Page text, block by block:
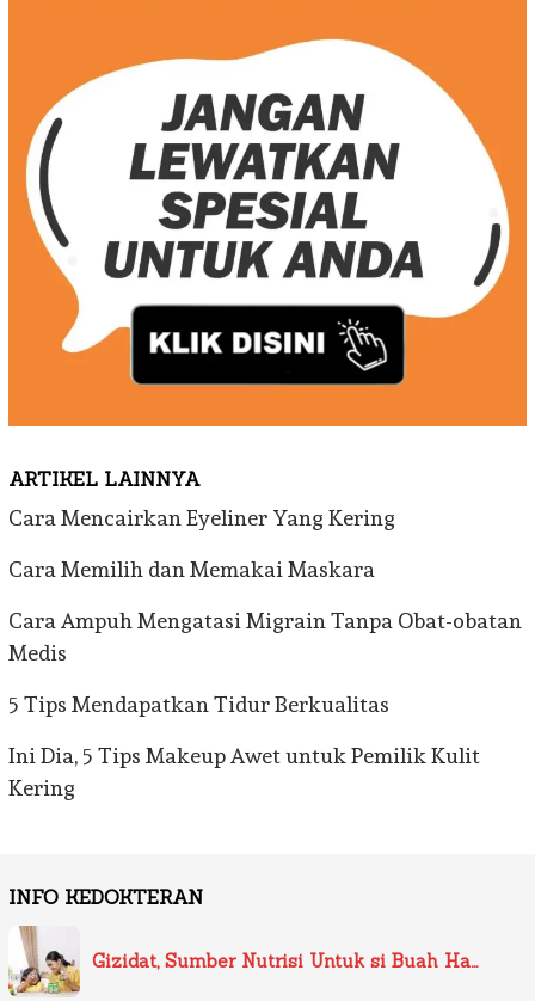
ARTIKEL LAINNYA
Cara Mencairkan Eyeliner Yang Kering
Cara Memilih dan Memakai Maskara
Cara Ampuh Mengatasi Migrain Tanpa Obat-obatan
Medis
5 Tips Mendapatkan Tidur Berkualitas
Ini Dia, 5 Tips Makeup Awet untuk Pemilik Kulit
Kering
INFO KEDOKTERAN
Gizidat, Sumber Nutrisi Untuk si Buah Ha…